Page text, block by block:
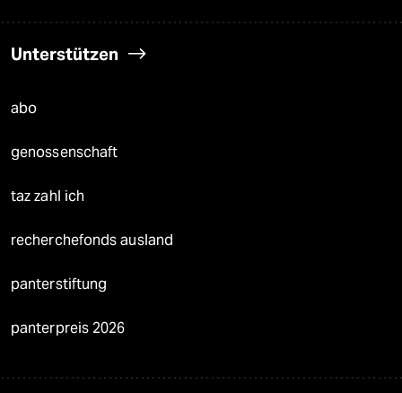
Unterstützen
abo
genossenschaft
taz zahl ich
recherchefonds ausland
panterstiftung
panterpreis 2026